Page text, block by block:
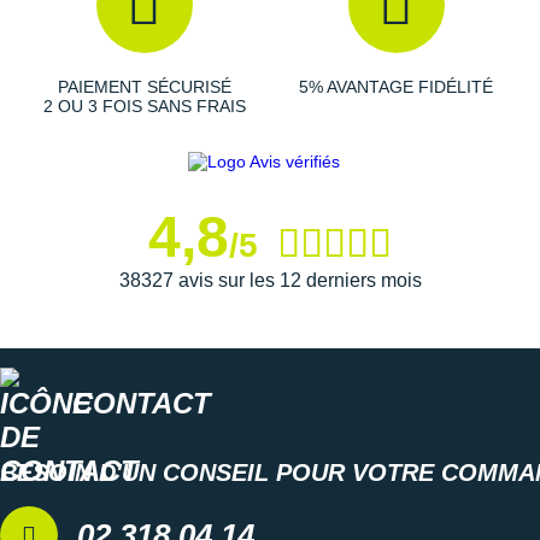
PAIEMENT SÉCURISÉ
2 OU 3 FOIS SANS FRAIS
5% AVANTAGE FIDÉLITÉ
4,8/5
38327 avis sur les 12 derniers mois
CONTACT
BESOIN D'UN CONSEIL POUR VOTRE